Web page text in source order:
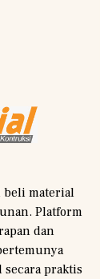
beli material
Platform
dan
praktis